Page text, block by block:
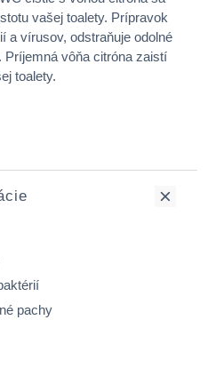
vašej toalety. Prípravok
a vírusov, odstraňuje odolné
vôňa citróna zaistí
toalety.
pachy